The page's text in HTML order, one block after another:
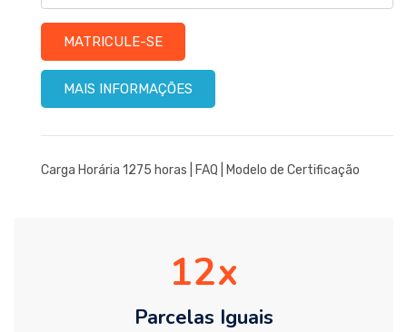
MATRICULE-SE
MAIS INFORMAÇÕES
Carga Horária 1275 horas | FAQ Modelo de Certificação
12
Parcelas Iguais